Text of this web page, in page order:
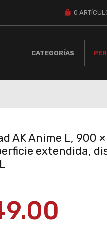
0
CATEGORÍAS
AK Anime L, 900
extendida,